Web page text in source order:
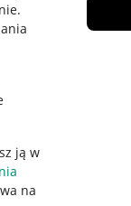
.
ją w
na